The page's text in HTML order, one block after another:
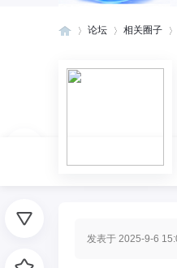
论坛 相关圈子
发表于 2025-9-6